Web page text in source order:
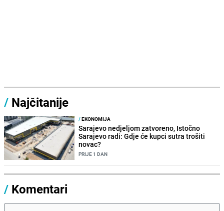
/ Najčitanije
/EKONOMIJA
Sarajevo nedjeljom zatvoreno, Istočno
Sarajevo radi: Gdje će kupci sutra trošiti
novac?
PRIJE 1 DAN
/ Komentari